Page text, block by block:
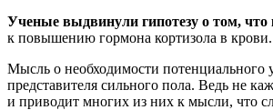
Ученые выдвинули гипотезу о том,
к повышению гормона кортизола в крови.
Мысль о необходимости потенциального
представителя сильного пола. Ведь не
и приводит многих из них к мысли, что